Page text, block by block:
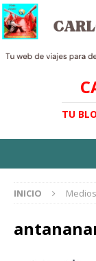
TU
INICIO Medios